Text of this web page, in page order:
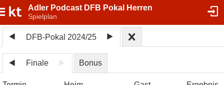
Adler Podcast DFB Pokal Herren
Spielplan
DFB-Pokal 2024/25
Finale Bonus